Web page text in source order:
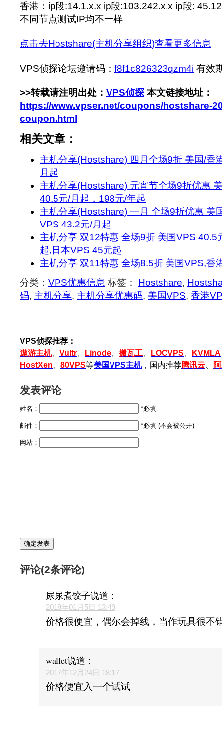
香港：ip段:14.1.x.x ip段:103.242.x.x ip段:
不同节点测试IP均不一样
点击去Hostshare(主机分享组织)查看更多信息
VPS侦探论坛邀请码： f8f1c826323qzm4i 有效
>>转载请注明出处： VPS侦探 本文链接地址：
https://www.vpser.net/coupons/hostshare-
coupon.html
相关文章：
主机分享(Hostshare) 四月全场9折 美国/香
月起
主机分享(Hostshare) 元宵节全场9折优惠
40.5元/月起，198元/年起
主机分享(Hostshare) 一月 全场9折优惠 美
VPS 43.2元/月起
主机分享 双12特惠 全场9折 美国VPS 40.5
起,日本VPS 45元起
主机分享 双11特惠 全场8.5折 美国VPS,香
分类： VPS优惠信息 标签： Hostshare,
码, 主机分享, 主机分享优惠码, 美国VPS, 香港
VPS侦探推荐：
遨游主机、 Vultr Linode 搬瓦工 LOCVPS KVMLA
HostXen
80VPS等美国VPS主机，国内推荐腾讯云
发表评论
姓名： *必填
邮件： *必填 (不会被公开)
网站：
评论(2条评论)
尿尿煮饺子说道：
2018年01月5日 13:49
价格很便宜，偶尔会掉线，当作玩具很不
wallet说道：
2017年12月24日 18:17
价格便宜入一个试试